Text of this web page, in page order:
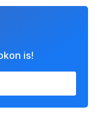
is!